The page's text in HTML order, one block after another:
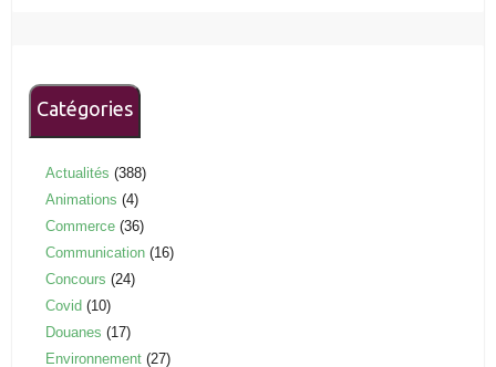
Catégories
Actualités (388)
Animations (4)
Commerce (36)
Communication (16)
Concours (24)
Covid (10)
Douanes (17)
Environnement (27)